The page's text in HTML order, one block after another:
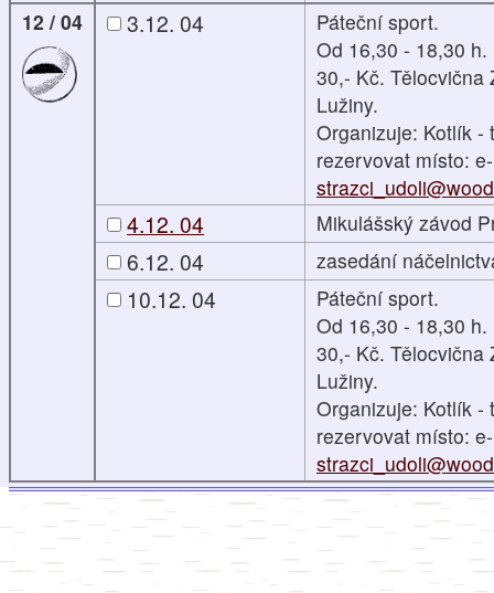
12 / 04
3.12. 04
Páteční sport.
Od 16,30 - 18,30
30,- Kč. Tělocvična
Lužiny.
Organizuje: Kotlík -
rezervovat místo:
4.12. 04 Mikulášský závod
6.12. 04 zasedání
10.12. 04
Páteční sport.
Od 16,30 - 18,30
30,- Kč. Tělocvična
Lužiny.
Organizuje: Kotlík -
rezervovat místo: